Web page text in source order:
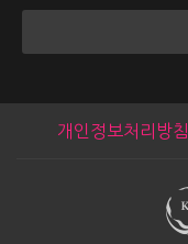
개인정보처리방침